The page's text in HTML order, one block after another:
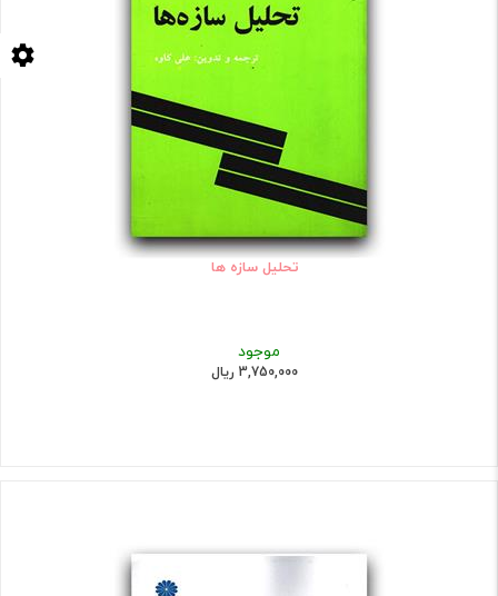
تحلیل سازه ها
موجود
3,750,000 ریال